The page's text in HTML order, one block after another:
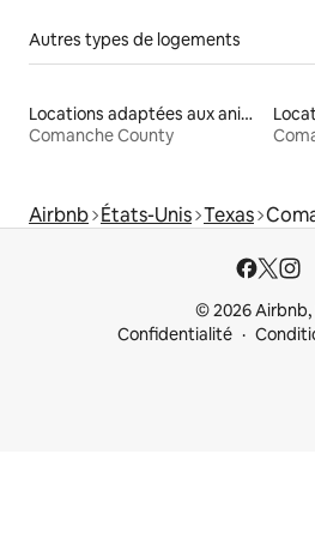
Autres types de logements
Locations adaptées aux animaux
Comanche County
Airbnb États-Unis Texas
© 2026 Airbnb,
Confidentialité